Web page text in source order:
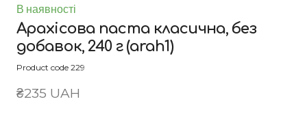
В наявності
Арахісова паста класична, без
добавок, 240 г(arah1)
Product code 229
₴235 UAH